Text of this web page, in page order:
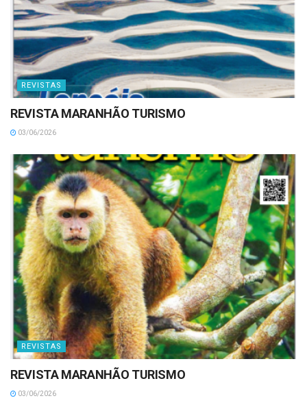
REVISTAS
REVISTA MARANHÃO TURISMO
03/06/2026
REVISTAS
REVISTA MARANHÃO TURISMO
03/06/2026